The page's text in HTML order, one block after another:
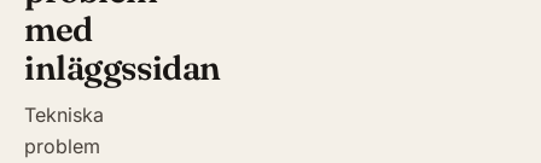
med
inläggssidan
Tekniska
problem